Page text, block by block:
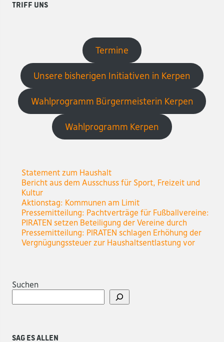
Triff uns
Termine
Unsere bisherigen Initiativen in Kerpen
Wahlprogramm Bürgermeisterin Kerpen
Wahlprogramm Kerpen
Statement zum Haushalt
Bericht aus dem Ausschuss für Sport, Freizeit und
Kultur
Aktionstag: Kommunen am Limit
Pressemitteilung: Pachtverträge für Fußballvereine:
PIRATEN setzen Beteiligung der Vereine durch
Pressemitteilung: PIRATEN schlagen Erhöhung der
Vergnügungssteuer zur Haushaltsentlastung vor
Suchen
Sag es allen